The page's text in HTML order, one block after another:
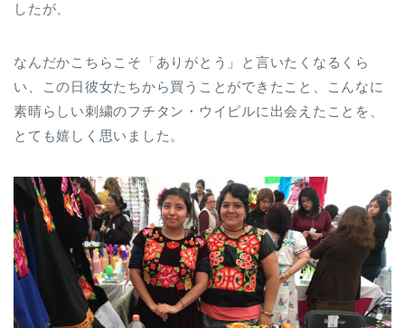
したが、
なんだかこちらこそ「ありがとう」と言いたくなるくら
い、この日彼女たちから買うことができたこと、こんなに
素晴らしい刺繍のフチタン・ウイピルに出会えたことを、
とても嬉しく思いました。